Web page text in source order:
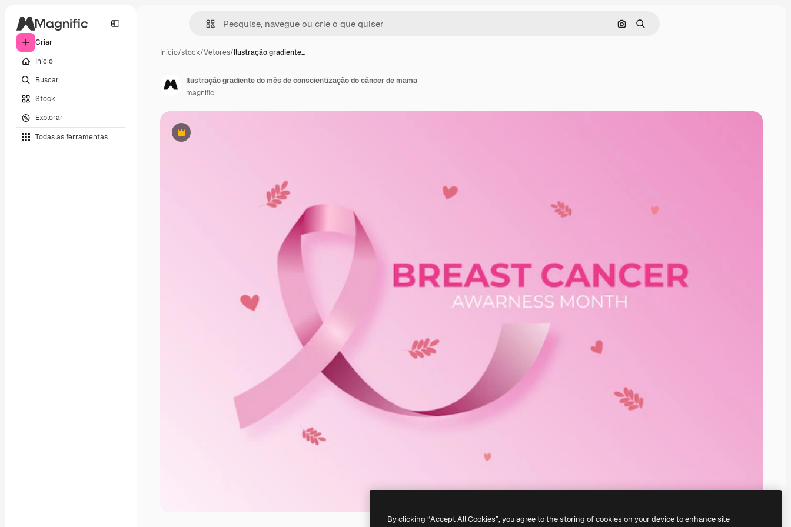
Criar
Início
Buscar
Stock
Explorar
Todas as ferramentas
Pesquisar por imagem
Buscar
Início/stock/Vetores/Ilustração gradiente…
Premium
Ilustração gradiente do mês de conscientização do câncer de mama
magnific
By clicking “Accept All Cookies”, you agree to the storing of cookies on your device to enhance site